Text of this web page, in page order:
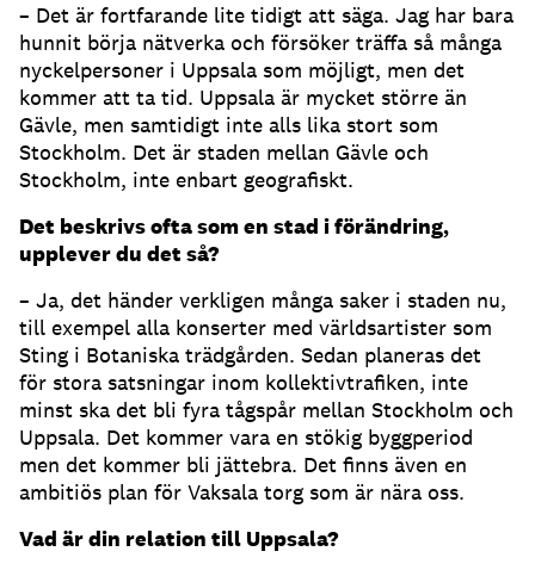
– Det är fortfarande lite tidigt att säga. Jag har bara
hunnit börja nätverka och försöker träffa så många
nyckelpersoner i Uppsala som möjligt, men det
kommer att ta tid. Uppsala är mycket större än
Gävle, men samtidigt inte alls lika stort som
Stockholm. Det är staden mellan Gävle och
Stockholm, inte enbart geografiskt.
Det beskrivs ofta som en stad i förändring,
upplever du det så?
– Ja, det händer verkligen många saker i staden nu,
till exempel alla konserter med världsartister som
Sting i Botaniska trädgården. Sedan planeras det
för stora satsningar inom kollektivtrafiken, inte
minst ska det bli fyra tågspår mellan Stockholm och
Uppsala. Det kommer vara en stökig byggperiod
men det kommer bli jättebra. Det finns även en
ambitiös plan för Vaksala torg som är nära oss.
Vad är din relation till Uppsala?